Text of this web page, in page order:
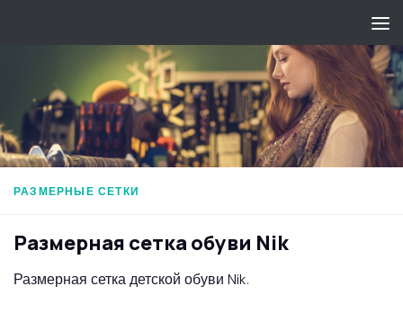
РАЗМЕРНЫЕ СЕТКИ
Размерная сетка обуви Nik
Размерная сетка детской обуви Nik.